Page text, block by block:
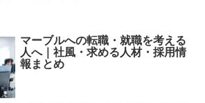
マーブルへの転職・就職を考える
人へ｜社風・求める人材・採用情
報まとめ